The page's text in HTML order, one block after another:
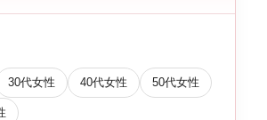
30代女性 40代女性 50代女性